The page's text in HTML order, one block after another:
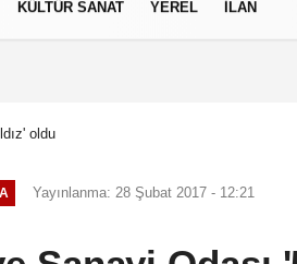
KÜLTÜR SANAT YEREL İLAN
oldu
Yayınlanma: 28 Şubat 2017 - 12:21